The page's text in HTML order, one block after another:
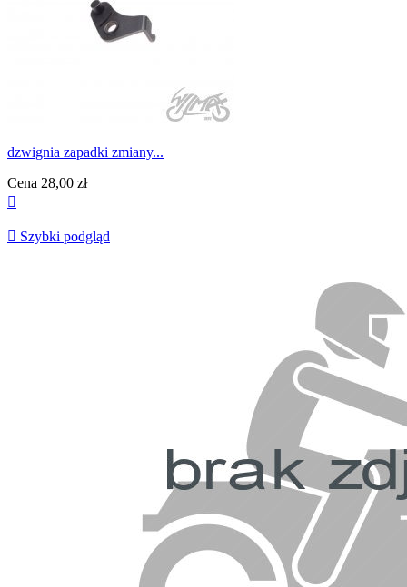
dzwignia zapadki zmiany...
Cena 28,00 zł

 Szybki podgląd